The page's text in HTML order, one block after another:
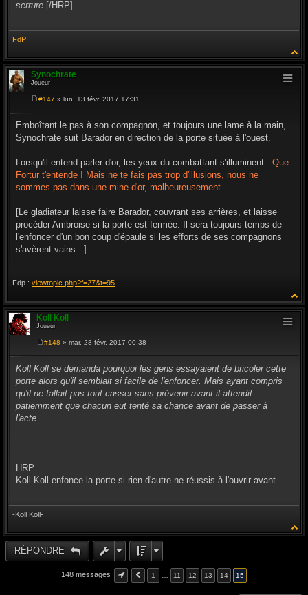
serrure. [/HRP]
FdP
Synochrate
Joueur
s
s
a
#147 » lun. 13 févr. 2017 17:31
Emboîtant le pas à son compagnon, et toujours une lame à la main,
Synochrate suit Barador en direction de la porte située à l'ouest.
Lorsqu'il entend parler d'or, les yeux du combattant s'illuminent : Que
Fortur t'entende ! Mais ne te fais pas trop d'illusions, nous ne
sommes pas dans une mine d'or, malheureusement...
[Le gladiateur laisse faire Barador, couvrant ses arrières, et laisse
procéder Ambroise si la porte est fermée. Il sera toujours temps de
l'enfoncer d'un bon coup d'épaule si les efforts de ses compagnons
s'avèrent vains...]
Fdp : viewtopic.php?f=27&t=95
Koll Koll
Joueur
s
s
a
g
e
#148 » mar. 28 févr. 2017 00:38
Koll Koll se demanda pourquoi les gens essayaient de bricoler cette
porte alors qu'il semblait si facile de l'enfoncer. Mais ayant compris
qu'il ne fallait pas tout casser sans prévenir avant il attendit
patiemment que chacun eut tenté sa chance avant de passer à
l'acte.
HRP
Koll Koll enfonce la porte si rien d'autre ne réussis à l'ouvrir avant
-Koll Koll-
RÉPONDRE
148 messages 1 11 12 13 14 15